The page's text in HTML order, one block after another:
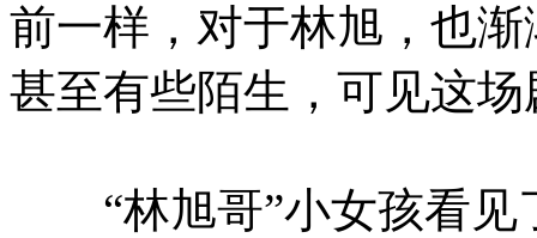
前一样，对于林旭，也
甚至有些陌生，可见这
“林旭哥”小女孩看见